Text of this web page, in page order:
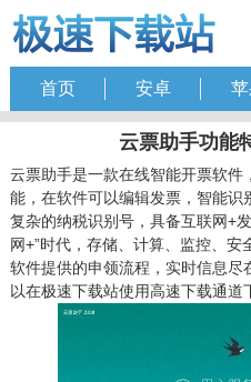
首页 安卓
云票助手功能
云票助手是一款在线智能开票软件
能，在软件可以编辑发票，智能识
复杂的纳税识别号，具备互联网+
网+”时代，存储、计算、监控、
软件提供的申领流程，实时信息
以在极速下载站使用高速下载通道